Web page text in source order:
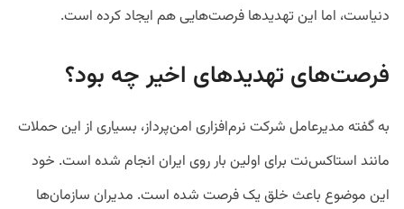
دنیاست، اما این تهدیدها فرصت‌هایی هم ایجاد کرده است.
فرصت‌های تهدید‌های اخیر چه بود؟
به گفته مدیرعامل شرکت نرم‌افزاری امن‌پرداز، بسیاری از این حملات
مانند استاکس‌نت برای اولین بار روی ایران انجام شده‌ است. خود
این موضوع باعث خلق یک فرصت شده است. مدیران سازمان‌ها